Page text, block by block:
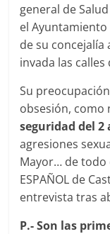
general de
el
de su concejalía
invada las
Su
obsesión, como
seguridad del 2
agresiones
Mayor… de todo
ESPAÑOL de
entrevista tras
P.- Son las